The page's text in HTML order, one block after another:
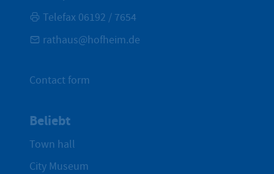
Telefax 06192 / 7654
rathaus@hofheim.de
Contact form
Beliebt
Town hall
City Museum